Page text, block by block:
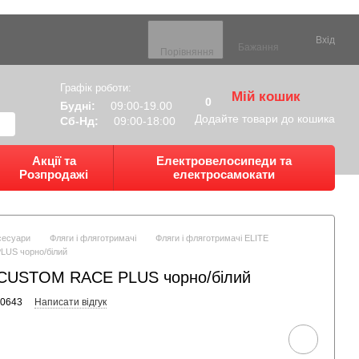
Порівняння
Бажання
Вхід
Графік роботи:
Будні:
09:00-19.00
Сб-Нд:
09:00-18:00
0 Мій кошик
Додайте товари до кошика
Акції та
Розпродажі
Електровелосипеди та
електросамокати
Фляги і фляготримачі
Фляги і фляготримачі ELITE
чорно/білий
RACE PLUS чорно/білий
Написати відгук